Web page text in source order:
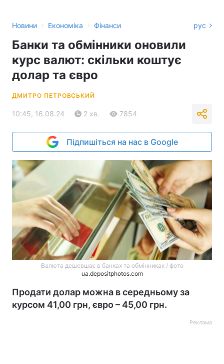
Новини › Економіка › Фінанси рус
Банки та обмінники оновили
курс валют: скільки коштує
долар та євро
ДМИТРО ПЕТРОВСЬКИЙ
10:45, 16.08.24 2 хв. 7854
Підпишіться на нас в Google
Валюта дешевшає в банках та обмінниках / фото
ua.depositphotos.com
Продати долар можна в середньому за
курсом 41,00 грн, євро – 45,00 грн.
Реклама